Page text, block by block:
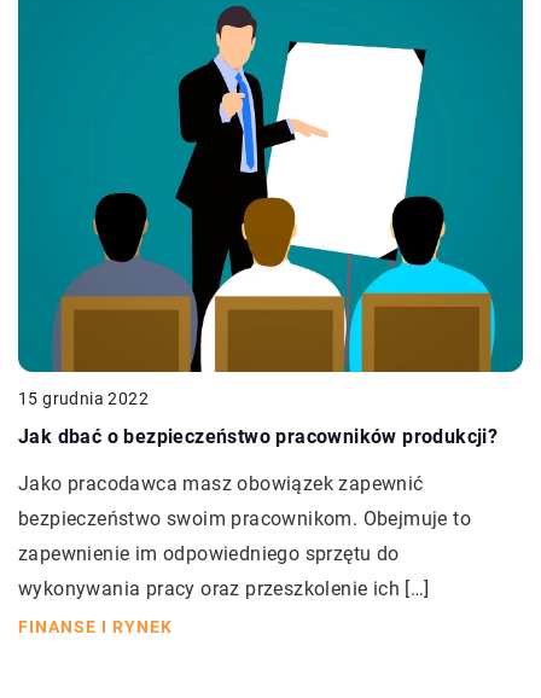
15 grudnia 2022
Jak dbać o bezpieczeństwo pracowników produkcji?
Jako pracodawca masz obowiązek zapewnić
bezpieczeństwo swoim pracownikom. Obejmuje to
zapewnienie im odpowiedniego sprzętu do
wykonywania pracy oraz przeszkolenie ich […]
FINANSE I RYNEK